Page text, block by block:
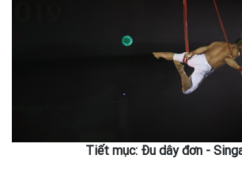
Tiết mục: Đu dây đơn -